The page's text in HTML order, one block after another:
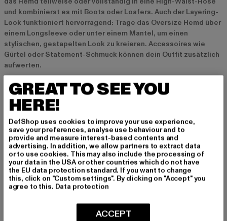
und kombinierst es mit Boots oder Loafers. Auch der Layering-
Look funktioniert hervorragend: Trage das Oversize Hemd über
einem Longsleeve oder unter einem Mantel, um einen
stylischen, gestapelten Look zu kreieren. Accessoires wie
Gürtel oder Statement-Schmuck können dein Outfit zusätzlich
aufwerten.
Aktuelle Trends bei Oversize Hemden
2024 sind Oversize Hemden weiterhin ein fester Bestandteil
der Modewelt. Besonders angesagt sind Modelle in neutralen
Farben wie Beige, Sand und Erdtönen, die sich leicht
kombinieren lassen und einen minimalistischen Look
unterstützen. Nachhaltigkeit spielt eine immer größere Rolle,
weshalb viele Oversize Hemden aus recycelten Materialien
oder in umweltfreundlichen Produktionsprozessen hergestellt
werden. Auch asymmetrische Schnitte und ungewöhnliche
Details wie Oversized-Ärmel oder verlängerte Säume sind im
Trend und verleihen den Hemden einen modernen Twist.
GREAT TO SEE YOU
HERE!
DefShop uses cookies to improve your use experience,
save your preferences, analyse use behaviour and to
provide and measure interest-based contents and
advertising. In addition, we allow partners to extract data
or to use cookies. This may also include the processing of
your data in the USA or other countries which do not have
the EU data protection standard. If you want to change
this, click on "Custom settings". By clicking on "Accept" you
agree to this. Data protection
ACCEPT